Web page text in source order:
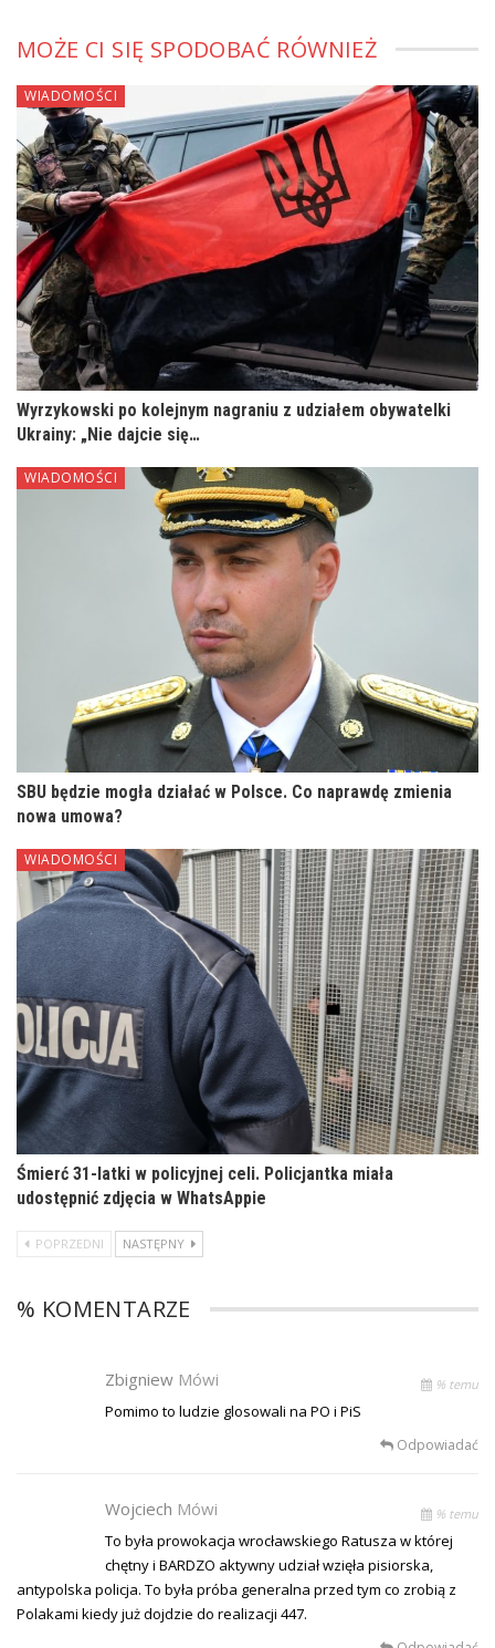
MOŻE CI SIĘ SPODOBAĆ RÓWNIEŻ
WIADOMOŚCI
Wyrzykowski po kolejnym nagraniu z udziałem obywatelki
Ukrainy: „Nie dajcie się…
WIADOMOŚCI
SBU będzie mogła działać w Polsce. Co naprawdę zmienia
nowa umowa?
WIADOMOŚCI
Śmierć 31-latki w policyjnej celi. Policjantka miała
udostępnić zdjęcia w WhatsAppie
POPRZEDNI NASTĘPNY
% KOMENTARZE
Zbigniew Mówi % temu
Pomimo to ludzie glosowali na PO i PiS
Odpowiadać
Wojciech Mówi % temu
To była prowokacja wrocławskiego Ratusza w której
chętny i BARDZO aktywny udział wzięła pisiorska,
antypolska policja. To była próba generalna przed tym co zrobią z
Polakami kiedy już dojdzie do realizacji 447.